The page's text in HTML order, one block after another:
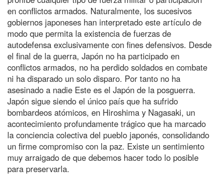
en conflictos armados. Naturalmente, los sucesivos
gobiernos japoneses han interpretado este artículo de
modo que permita la existencia de fuerzas de
autodefensa exclusivamente con fines defensivos. Desde
el final de la guerra, Japón no ha participado en
conflictos armados, no ha perdido soldados en combate
ni ha disparado un solo disparo. Por tanto no ha
asesinado a nadie Este es el Japón de la posguerra.
Japón sigue siendo el único país que ha sufrido
bombardeos atómicos, en Hiroshima y Nagasaki, un
acontecimiento profundamente trágico que ha marcado
la conciencia colectiva del pueblo japonés, consolidando
un firme compromiso con la paz. Existe un sentimiento
muy arraigado de que debemos hacer todo lo posible
para preservarla.